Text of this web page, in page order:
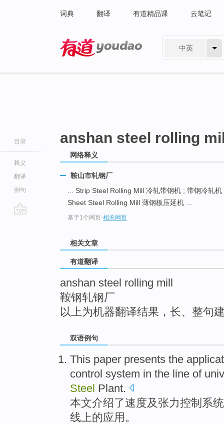
词典 翻译 有道精品课 云笔记
中英
目录
释义
翻译
例句
anshan steel rolling
网络释义
鞍山市轧钢厂
... Strip Steel Rolling Mill 冷轧带钢机 ; 带钢冷轧机
Sheet Steel Rolling Mill 薄钢板压延机 ...
基于1个网页-相关网页
相关文章
有道翻译
anshan steel rolling mill
鞍钢轧钢厂
以上为机器翻译结果，长、整句
双语例句
This paper presents the
control system in the line of
Steel Plant.
本文介绍了速度及张力控制 系统
线上的应用 。